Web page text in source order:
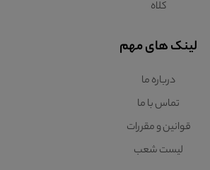
کلاه
لینک های مهم
درباره ما
تماس با ما
قوانین و مقررات
لیست شعب